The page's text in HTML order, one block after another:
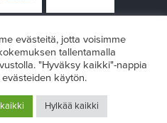
evästeitä, jotta voisimme
tallentamalla
"Hyväksy kaikki"-nappia
käytön.
Hylkää kaikki